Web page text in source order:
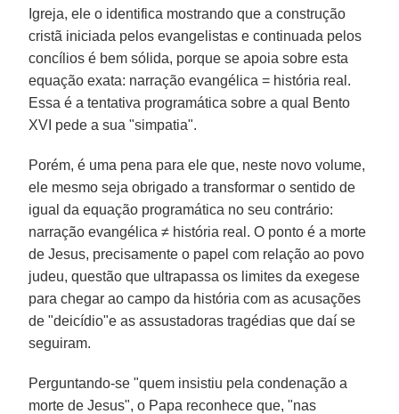
Igreja, ele o identifica mostrando que a construção
cristã iniciada pelos evangelistas e continuada pelos
concílios é bem sólida, porque se apoia sobre esta
equação exata: narração evangélica = história real.
Essa é a tentativa programática sobre a qual Bento
XVI pede a sua "simpatia".
Porém, é uma pena para ele que, neste novo volume,
ele mesmo seja obrigado a transformar o sentido de
igual da equação programática no seu contrário:
narração evangélica ≠ história real. O ponto é a morte
de Jesus, precisamente o papel com relação ao povo
judeu, questão que ultrapassa os limites da exegese
para chegar ao campo da história com as acusações
de "deicídio"e as assustadoras tragédias que daí se
seguiram.
Perguntando-se "quem insistiu pela condenação a
morte de Jesus", o Papa reconhece que, "nas